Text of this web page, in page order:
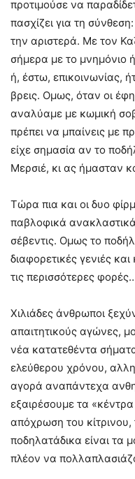
προτιμούσε να
πασχίζει για τη
την αριστερά. Με τον
σήμερα με το μνημόνιο
ή, έστω, επικοινωνίας,
βρεις. Ομως, όταν οι
αναλύαμε με κωμική
πρέπει να μπαίνεις με
είχε σημασία αν το
Μερσιέ, κι ας ήμασταν
Τώρα πια και οι δυο
παβλοφικά
σέβεντις. Ομως το
διαφορετικές γενιές
τις περισσότερες
Χιλιάδες άνθρωποι
απαιτητικούς αγώνες,
νέα κατατεθέντα
ελεύθερου χρόνου,
αγορά αναπάντεχα
εξαιρέσουμε τα
απόχρωση του
ποδηλατάδικα είναι τα
πλέον να